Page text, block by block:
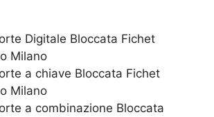
Digitale Bloccata Fichet
Milano
a chiave Bloccata Fichet
Milano
a combinazione Bloccata